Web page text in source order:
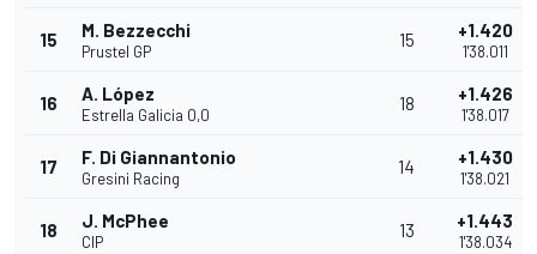
15 M. Bezzecchi
Prustel GP
15 +1.420
1'38.011
16 A. López
Estrella Galicia 0,0
18 +1.426
1'38.017
17 F. Di Giannantonio
Gresini Racing
14 +1.430
1'38.021
18 J. McPhee
CIP
13 +1.443
1'38.034